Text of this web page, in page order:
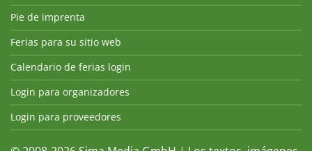
Pie de imprenta
Ferias para su sitio web
Calendario de ferias login
Login para organizadores
Login para proveedores